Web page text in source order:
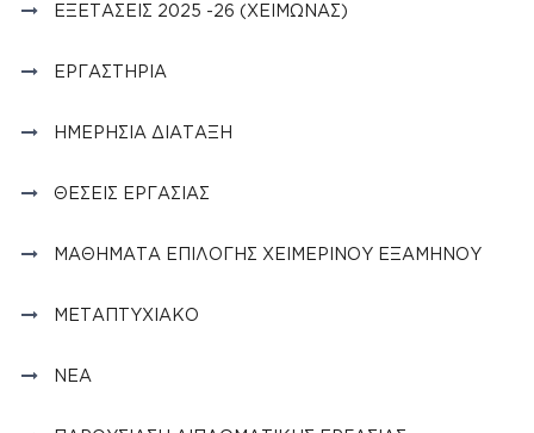
ΕΞΕΤΆΣΕΙΣ 2025 -26 (ΧΕΙΜΏΝΑΣ)
ΕΡΓΑΣΤΉΡΙΑ
ΗΜΕΡΉΣΙΑ ΔΙΆΤΑΞΗ
ΘΈΣΕΙΣ ΕΡΓΑΣΊΑΣ
ΜΑΘΉΜΑΤΑ ΕΠΙΛΟΓΉΣ ΧΕΙΜΕΡΙΝΟΎ ΕΞΑΜΉΝΟΥ
ΜΕΤΑΠΤΥΧΙΑΚΌ
ΝΈΑ